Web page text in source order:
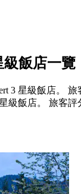
級飯店一覽
3 星級飯店。
級飯店。 旅客評